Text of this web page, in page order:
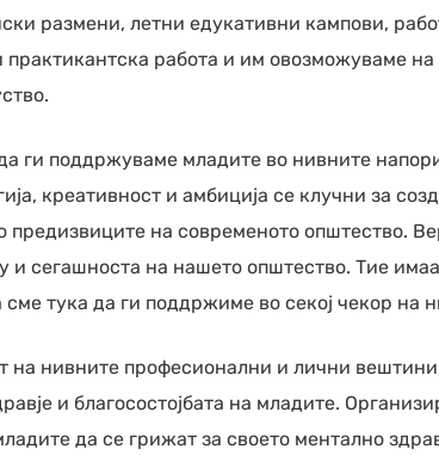
размени, летни едукативни кампови,
практикантска работа и им овозможуваме
ги поддржуваме младите во нивните
креативност и амбиција се клучни за
предизвиците на современото општество.
и сегашноста на нашето општество. Тие
сме тука да ги поддржиме во секој чекор на
на нивните професионални и лични
и благосостојбата на младите.
да се грижат за своето ментално